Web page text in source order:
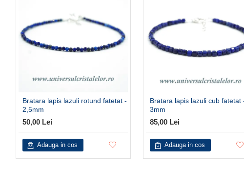
Bratara lapis lazuli rotund fatetat -
2,5mm
50,00 Lei
Adauga in cos
Bratara lapis lazuli cub fatetat
3mm
85,00 Lei
Adauga in cos